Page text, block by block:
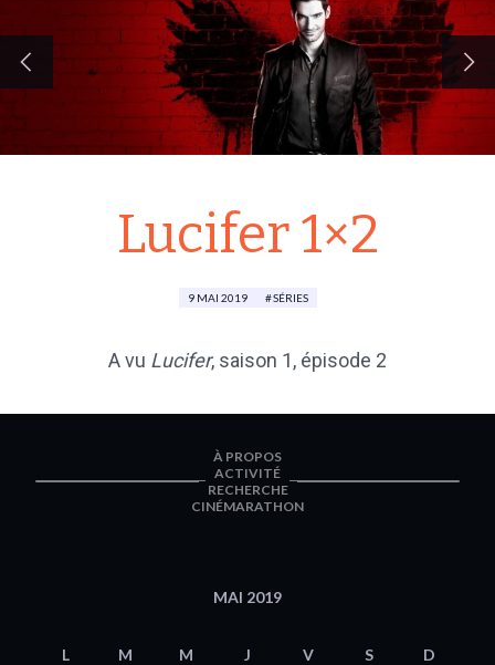
Lucifer 1×2
9 MAI 2019 SÉRIES
A vu Lucifer, saison 1, épisode 2
À PROPOS
ACTIVITÉ
RECHERCHE
CINÉMARATHON
MAI 2019
L M M J V S D